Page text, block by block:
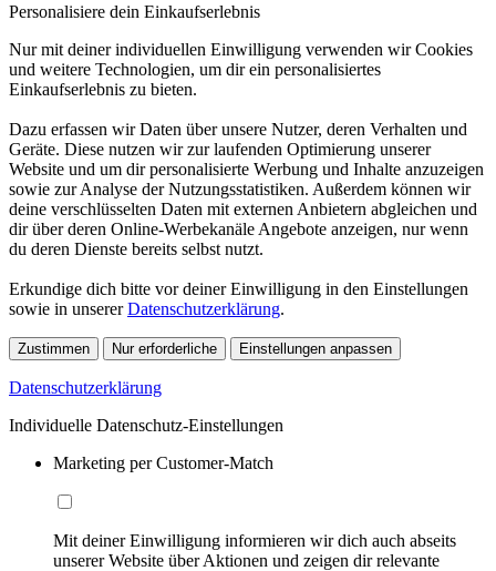
Personalisiere dein Einkaufserlebnis
Nur mit deiner individuellen Einwilligung verwenden wir Cookies
und weitere Technologien, um dir ein personalisiertes
Einkaufserlebnis zu bieten.
Dazu erfassen wir Daten über unsere Nutzer, deren Verhalten und
Geräte. Diese nutzen wir zur laufenden Optimierung unserer
Website und um dir personalisierte Werbung und Inhalte anzuzeigen
sowie zur Analyse der Nutzungsstatistiken. Außerdem können wir
deine verschlüsselten Daten mit externen Anbietern abgleichen und
dir über deren Online-Werbekanäle Angebote anzeigen, nur wenn
du deren Dienste bereits selbst nutzt.
Erkundige dich bitte vor deiner Einwilligung in den Einstellungen
sowie in unsererDatenschutzerklärung.
Zustimmen Nur erforderliche Einstellungen anpassen
Datenschutzerklärung
Individuelle Datenschutz-Einstellungen
Marketing per Customer-Match
Mit deiner Einwilligung informieren wir dich auch abseits
unserer Website über Aktionen und zeigen dir relevante